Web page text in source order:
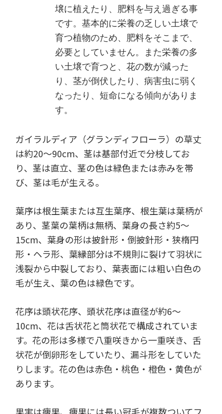
壌に植えたり、肥料を与え過ぎる事
です。基本的に栄養の乏しい土壌で
育つ植物のため、肥料をそこまで、
必要としていません。また栄養の多
い土壌で育つと、花の数が減った
り、茎が倒伏したり、病害虫に弱く
なったり、短命になる傾向がありま
す。
ガイラルディア（グランディフローラ）の草丈
は約20～90cm、茎は基部付近で分枝してお
り、茎は直立、茎の色は緑色または赤みを帯
び、茎は毛が生える。
葉序は根生葉または互生葉序、根生葉は葉柄が
あり、茎葉の葉柄は無柄、葉身の長さ約5～
15cm、葉身の形は披針形・倒披針形・狭楕円
形・ヘラ形、葉縁部分は不規則に裂けて羽状に
浅裂から中裂しており、葉表面には粗い白色の
毛が生え、葉の色は緑色です。
花序は頭状花序、頭状花序は直径が約6～
10cm、花は舌状花と筒状花で構成されていま
す。花の形は多様で八重咲きから一重咲き、舌
状花が倒卵形をしていたり、漏斗形をしていた
りします。花の色は赤色・桃色・橙色・黄色が
あります。